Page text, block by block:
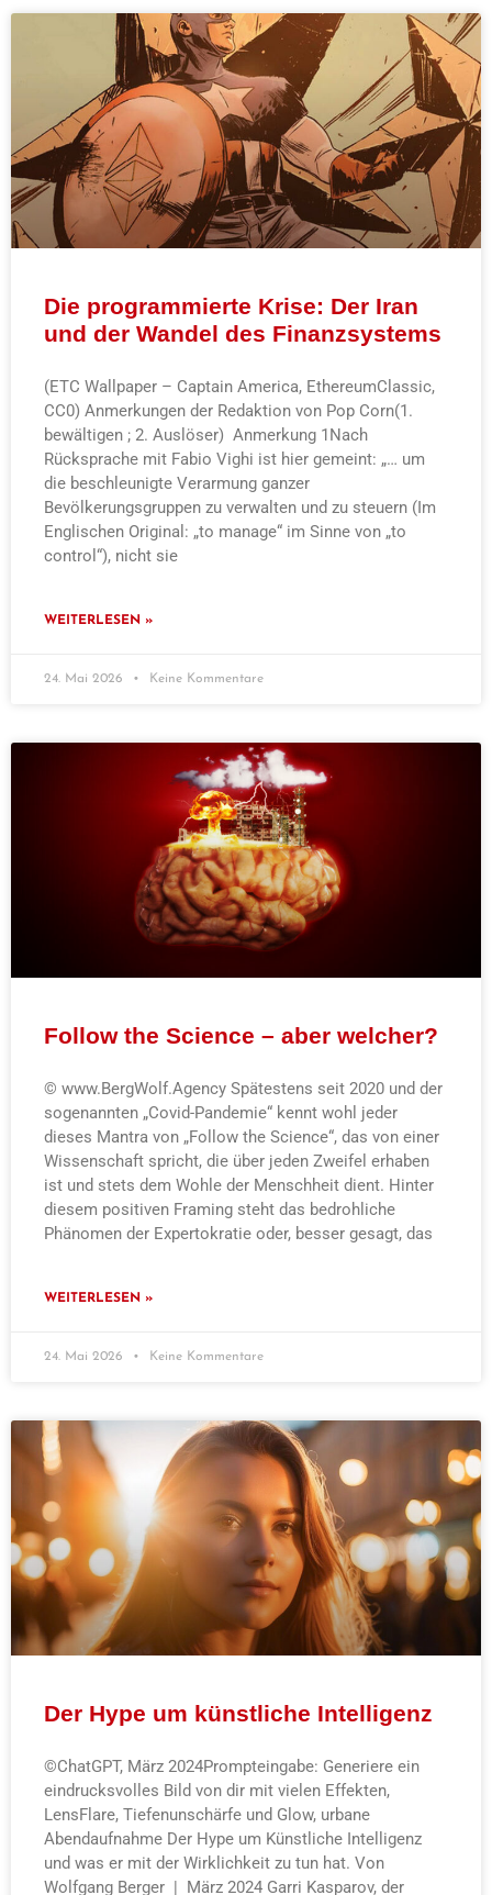
Die programmierte Krise: Der Iran
und der Wandel des Finanzsystems
(ETC Wallpaper – Captain America, EthereumClassic,
CC0) Anmerkungen der Redaktion von Pop Corn(1.
bewältigen ; 2. Auslöser) Anmerkung 1Nach
Rücksprache mit Fabio Vighi ist hier gemeint: „… um
die beschleunigte Verarmung ganzer
Bevölkerungsgruppen zu verwalten und zu steuern (Im
Englischen Original: „to manage“ im Sinne von „to
control“), nicht sie
WEITERLESEN »
24. Mai 2026 Keine Kommentare
Follow the Science – aber welcher?
© www.BergWolf.Agency Spätestens seit 2020 und der
sogenannten „Covid-Pandemie“ kennt wohl jeder
dieses Mantra von „Follow the Science“, das von einer
Wissenschaft spricht, die über jeden Zweifel erhaben
ist und stets dem Wohle der Menschheit dient. Hinter
diesem positiven Framing steht das bedrohliche
Phänomen der Expertokratie oder, besser gesagt, das
WEITERLESEN »
24. Mai 2026 Keine Kommentare
Der Hype um künstliche Intelligenz
©ChatGPT, März 2024Prompteingabe: Generiere ein
eindrucksvolles Bild von dir mit vielen Effekten,
LensFlare, Tiefenunschärfe und Glow, urbane
Abendaufnahme Der Hype um Künstliche Intelligenz
und was er mit der Wirklichkeit zu tun hat. Von
Wolfgang Berger | März 2024 Garri Kasparov, der